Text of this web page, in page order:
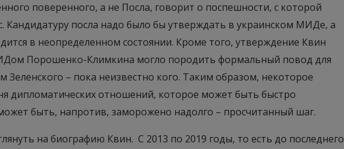
поверенного, а не Посла, говорит о поспешности, с которой
Кандидатуру посла надо было бы утверждать в украинском МИДе, а
в неопределенном состоянии. Кроме того, утверждение Квин
Порошенко-Климкина могло породить формальный повод для
– пока неизвестно кого. Таким образом, некоторое
дипломатических отношений, которое может быть быстро
быть, напротив, заморожено надолго – просчитанный шаг.
на биографию Квин. С 2013 по 2019 годы, то есть до последнего